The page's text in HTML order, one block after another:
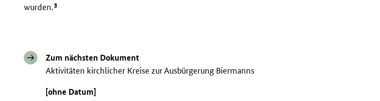
wurden.3
Zum nächsten Dokument
Aktivitäten kirchlicher Kreise zur Ausbürgerung Biermanns
[ohne Datum]